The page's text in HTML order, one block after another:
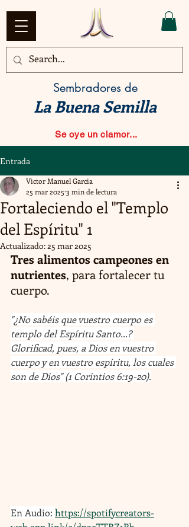
Sembradores de
La Buena Semilla
Se oye un clamor...
Entrada
Fortaleciendo el "Templo
del Espíritu" 1
Victor Manuel Garcia
25 mar 2025 3 min de lectura
Actualizado:25 mar 2025
Tres alimentos campeones en
nutrientes, para fortalecer tu
cuerpo.
"¿No sabéis que vuestro cuerpo es
templo del Espíritu Santo...?
Glorificad, pues, a Dios en vuestro
cuerpo y en vuestro espíritu, los cuales
son de Dios" (1 Corintios 6:19-20).
En Audio: https://spotifycreators-